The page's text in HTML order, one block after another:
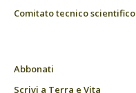
Comitato tecnico scientifico
Abbonati
Scrivi a Terra e Vita